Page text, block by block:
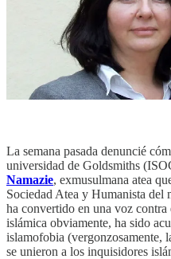
La semana pasada denuncié
universidad de Goldsmiths
Namazie, exmusulmana atea
Sociedad Atea y Humanista del
ha convertido en una voz
islámica obviamente, ha sido
islamofobia (vergonzosamente,
se unieron a los inquisidores